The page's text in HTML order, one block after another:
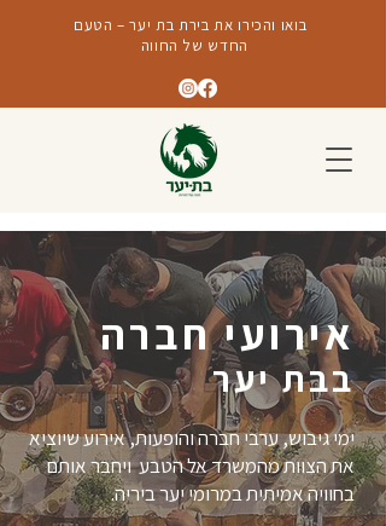
בואו והכירו את בירת בת יער – הטעם
החדש של החווה
אירועי חברה
בבת יער
ימי גיבוש, ערבי חברה והופעות,אירוע שיוציא
את הצוות מהמשרד אל הטבע ויחבר אותם
בחוויה אמיתית במרומי יער ביריה.